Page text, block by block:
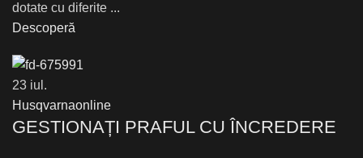
dotate cu diferite ...
Descoperă
23 iul.
Husqvarnaonline
GESTIONAȚI PRAFUL CU ÎNCREDERE